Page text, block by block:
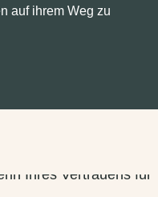
auf ihrem Weg zu